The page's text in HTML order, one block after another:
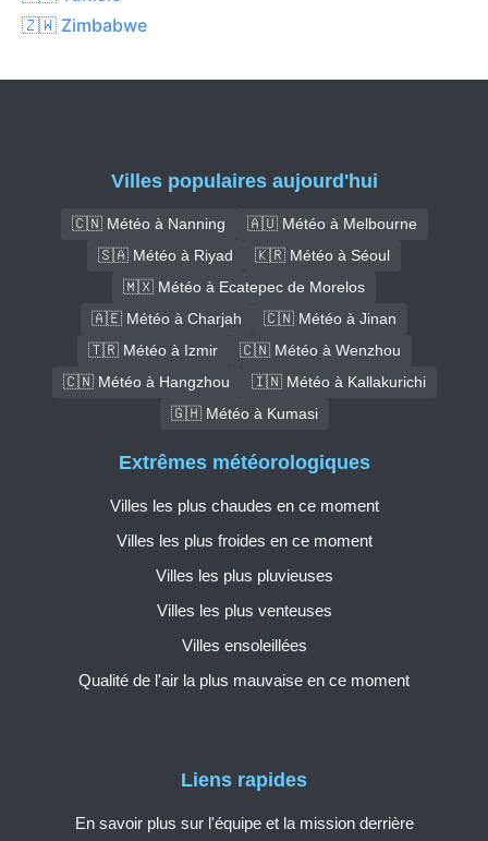
🇿🇼 Zimbabwe
Villes populaires aujourd'hui
🇨🇳 Météo à Nanning
🇦🇺 Météo à Melbourne
🇸🇦 Météo à Riyad
🇰🇷 Météo à Séoul
🇲🇽 Météo à Ecatepec de Morelos
🇦🇪 Météo à Charjah
🇨🇳 Météo à Jinan
🇹🇷 Météo à Izmir
🇨🇳 Météo à Wenzhou
🇨🇳 Météo à Hangzhou
🇮🇳 Météo à Kallakurichi
🇬🇭 Météo à Kumasi
Liens rapides
En savoir plus sur l'équipe et la mission derrière
Extrêmes météorologiques
Villes les plus chaudes en ce moment
Villes les plus froides en ce moment
Villes les plus pluvieuses
Villes les plus venteuses
Villes ensoleillées
Qualité de l'air la plus mauvaise en ce moment